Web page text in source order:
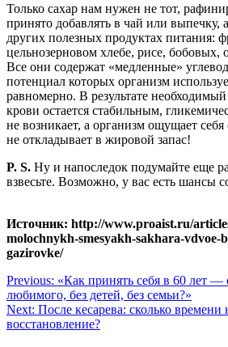
Только сахар нам нужен не тот,
принято добавлять в чай или выпечку,
других полезных продуктах питания:
цельнозерновом хлебе, рисе, бобовых,
Все они содержат «медленные»
потенциал которых организм
равномерно. В результате
крови остается стабильным,
не возникает, а организм ощущает
не откладывает в жировой запас!
P. S. Ну и напоследок подумайте еще
взвесьте. Возможно, у вас есть шансы
Источник: http://www.proaist.ru/
molochnykh-smesyakh-sakhara-vdvoe-
gazirovke/
Навигация
по
записям
Previous: «Как принять себя в 60 лет —
любимого, без детей, без семьи?»
Next: После кесарева: сколько
восстановление?